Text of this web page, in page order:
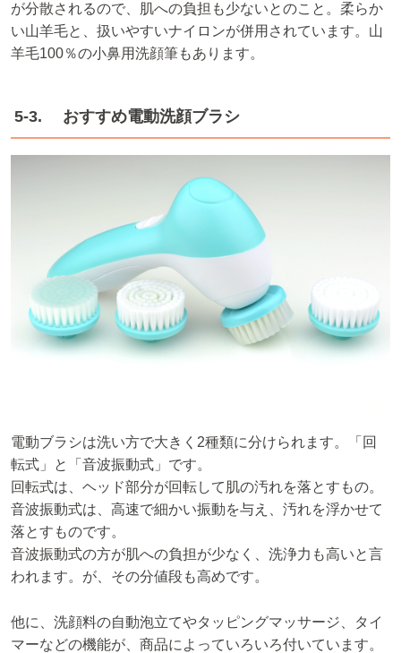
が分散されるので、肌への負担も少ないとのこと。柔らか
い山羊毛と、扱いやすいナイロンが併用されています。山
羊毛100％の小鼻用洗顔筆もあります。
5-3. おすすめ電動洗顔ブラシ
電動ブラシは洗い方で大きく2種類に分けられます。「回
転式」と「音波振動式」です。
回転式は、ヘッド部分が回転して肌の汚れを落とすもの。
音波振動式は、高速で細かい振動を与え、汚れを浮かせて
落とすものです。
音波振動式の方が肌への負担が少なく、洗浄力も高いと言
われます。が、その分値段も高めです。
他に、洗顔料の自動泡立てやタッピングマッサージ、タイ
マーなどの機能が、商品によっていろいろ付いています。